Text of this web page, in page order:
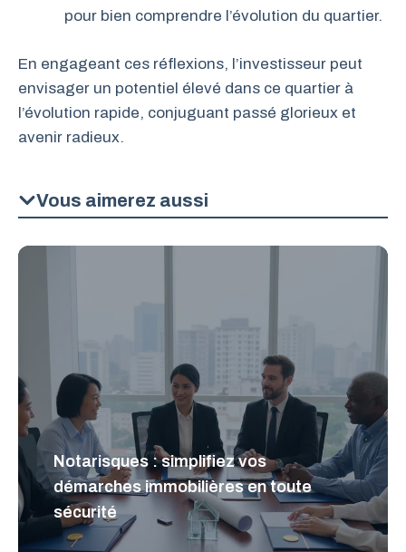
pour bien comprendre l’évolution du quartier.
En engageant ces réflexions, l’investisseur peut
envisager un potentiel élevé dans ce quartier à
l’évolution rapide, conjuguant passé glorieux et
avenir radieux.
Vous aimerez aussi
Notarisques : simplifiez vos
démarches immobilières en toute
sécurité